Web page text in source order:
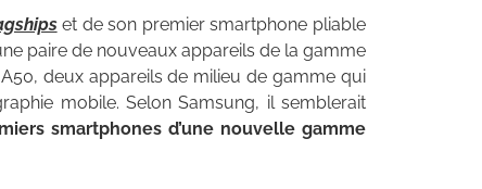
et de son premier smartphone pliable
paire de nouveaux appareils de la gamme
deux appareils de milieu de gamme qui
mobile. Selon Samsung, il semblerait
smartphones d’une nouvelle gamme